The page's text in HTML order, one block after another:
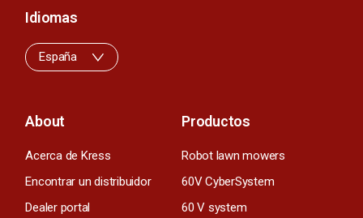
About
Acerca de Kress
Encontrar un distribuidor
Dealer portal
Productos
Robot lawn mowers
60V CyberSystem
60 V system
Idiomas
España